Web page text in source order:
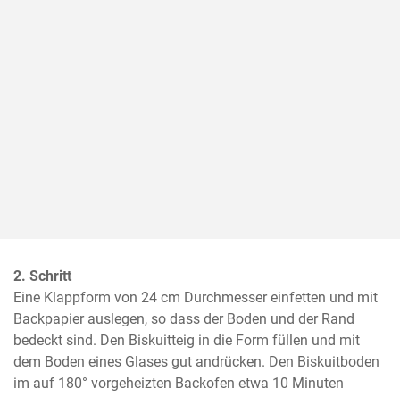
2. Schritt
Eine Klappform von 24 cm Durchmesser einfetten und mit
Backpapier auslegen, so dass der Boden und der Rand
bedeckt sind. Den Biskuitteig in die Form füllen und mit
dem Boden eines Glases gut andrücken. Den Biskuitboden
im auf 180° vorgeheizten Backofen etwa 10 Minuten